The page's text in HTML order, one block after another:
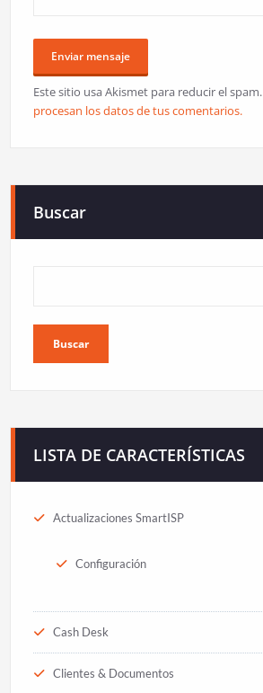
Este sitio usa Akismet para reducir el spam.
procesan los datos de tus comentarios.
Buscar
Buscar
LISTA DE CARACTERÍSTICAS
Actualizaciones SmartISP
Configuración
Cash Desk
Clientes & Documentos